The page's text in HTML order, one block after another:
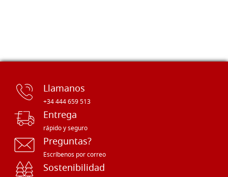
Llamanos
+34 444 659 513
Entrega
rápido y seguro
Preguntas?
Escríbenos por correo
Sostenibilidad